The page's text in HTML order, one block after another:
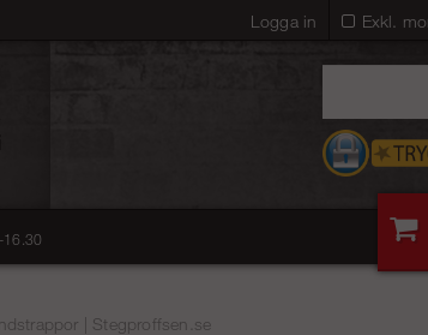
Exkl.
Logga in
16.30
| Stegproffsen.se